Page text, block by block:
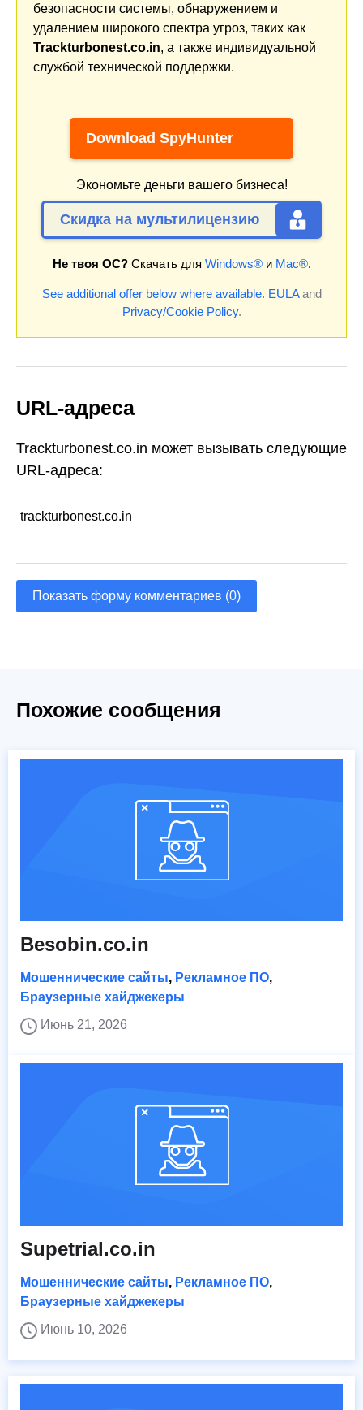
безопасности системы, обнаружением и
удалением широкого спектра угроз, таких как
Trackturbonest.co.in, а также индивидуальной
службой технической поддержки.
Download SpyHunter
Экономьте деньги вашего бизнеса!
Скидка на мультилицензию
Не твоя ОС?Скачать для Windows®и Mac®.
See additional offer below where available. EULAand
Privacy/Cookie Policy.
URL-адреса
Trackturbonest.co.in может вызывать следующие
URL-адреса:
trackturbonest.co.in
Показать форму комментариев (0)
Похожие сообщения
Besobin.co.in
Мошеннические сайты, Рекламное ПО,
Браузерные хайджекеры
Июнь 21, 2026
Supetrial.co.in
Мошеннические сайты, Рекламное ПО,
Браузерные хайджекеры
Июнь 10, 2026